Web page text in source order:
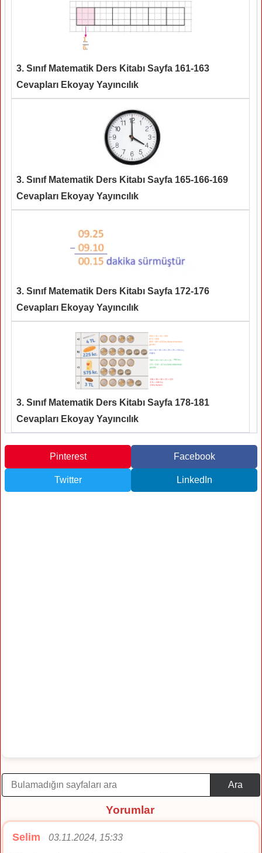
3. Sınıf Matematik Ders Kitabı Sayfa 161-163
Cevapları Ekoyay Yayıncılık
3. Sınıf Matematik Ders Kitabı Sayfa 165-166-169
Cevapları Ekoyay Yayıncılık
3. Sınıf Matematik Ders Kitabı Sayfa 172-176
Cevapları Ekoyay Yayıncılık
3. Sınıf Matematik Ders Kitabı Sayfa 178-181
Cevapları Ekoyay Yayıncılık
Pinterest Facebook
Twitter LinkedIn
Ara
Yorumlar
Selim 03.11.2024, 15:33